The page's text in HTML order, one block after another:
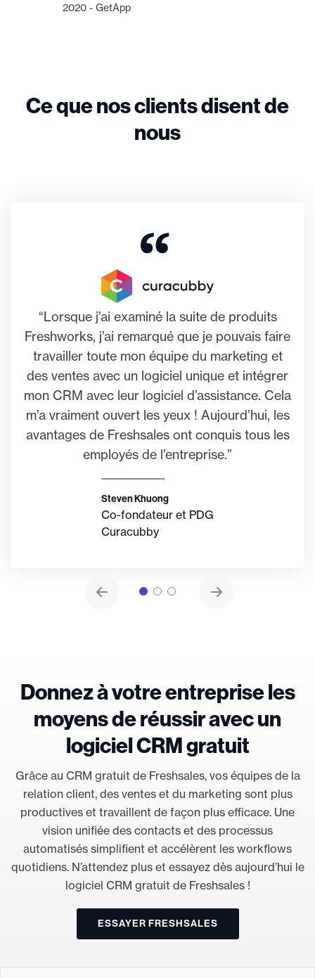
2020 - GetApp
Ce que nos clients disent de
nous
“Lorsque j’ai examiné la suite de produits
Freshworks, j’ai remarqué que je pouvais faire
travailler toute mon équipe du marketing et
des ventes avec un logiciel unique et intégrer
mon CRM avec leur logiciel d’assistance. Cela
m’a vraiment ouvert les yeux ! Aujourd’hui, les
avantages de Freshsales ont conquis tous les
employés de l’entreprise.”
Steven Khuong
Co-fondateur et PDG
Curacubby
Donnez à votre entreprise les
moyens de réussir avec un
logiciel CRM gratuit
Grâce au CRM gratuit de Freshsales, vos équipes de la
relation client, des ventes et du marketing sont plus
productives et travaillent de façon plus efficace. Une
vision unifiée des contacts et des processus
automatisés simplifient et accélèrent les workflows
quotidiens. N’attendez plus et essayez dès aujourd’hui le
logiciel CRM gratuit de Freshsales !
ESSAYER FRESHSALES